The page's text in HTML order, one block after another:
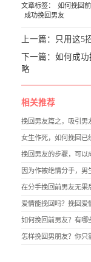
文章标签： 如何挽回
成功挽回男友
上一篇：
只用这5
下一篇： 如何成
略
相关推荐
挽回男友篇之，吸引男
女生作死，如何挽回已
挽回男友的步骤，可以
因为作被绝情分手，男
在分手挽回前男友无果
爱情能挽回吗？挽回爱
如何挽回前男友？有哪
怎样挽回男朋友？你只